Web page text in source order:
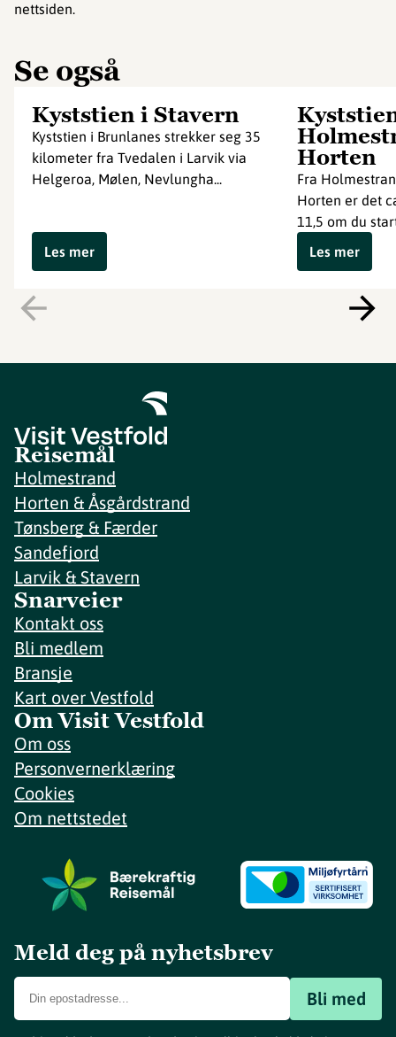
nettsiden.
Se også
Kyststien i Stavern
Kyststien i Brunlanes strekker seg 35
kilometer fra Tvedalen i Larvik via
Helgeroa, Mølen, Nevlungha...
Les mer
Horten
Fra
Horten er det
11,5 om du
Les mer
Reisemål
Holmestrand
Horten & Åsgårdstrand
Tønsberg & Færder
Sandefjord
Larvik & Stavern
Snarveier
Kontakt oss
Bli medlem
Bransje
Kart over Vestfold
Om Visit Vestfold
Om oss
Personvernerklæring
Cookies
Om nettstedet
Meld deg på nyhetsbrev
Bli med